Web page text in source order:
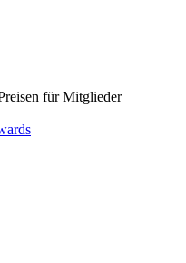
für Mitglieder